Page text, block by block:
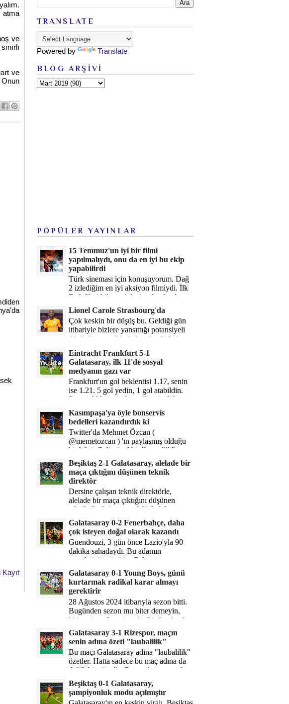
ve
ve
TRANSLATE
Powered by Translate
BLOG ARŞİVİ
POPÜLER YAYINLAR
15 Temmuz'un iyi bir filmi
yapılmalıydı, onu da en iyi bu ekip
yapabilirdi
Türk sineması için konuşuyorum. Dağ
2 izlediğim en iyi aksiyon filmiydi. İlk
Dağ filmi hikayesiyle ön plandaydı,
Dağ 2 ise belki o hika...
Lionel Carole Strasbourg'da
Çok keskin bir düşüş bu. Geldiği gün
itibariyle bizlere yansıttığı potansiyeli
düşünüyorum, bir de bugüne bakalım.
Eintracht Frankfurt 5-1
Galatasaray, ilk 11'de sosyal
medyanın gazı var
Frankfurt'un gol beklentisi 1.17, senin
ise 1.21. 5 gol yedin, 1 gol atabildin.
Şanssızlıkla mı anlatacağız şimdi bu
durumu? Rakibin 5 ş...
Kasımpaşa'ya öyle bonservis
bedelleri kazandırdık ki
Twitter'da Mehmet Özcan (
@memetozcan ) 'ın paylaşmış olduğu
bir bilgi. Çok güzel bir "nostaljik" pas
diyelim. Kasımpaşa...
Beşiktaş 2-1 Galatasaray, alelade bir
maça çıktığını düşünen teknik
direktör
Dersine çalışan teknik direktörle,
alelade bir maça çıktığını düşünen
teknik direktör arasındaki fark bu
işte. Solskjaer'in çalıştığı de...
Galatasaray 0-2 Fenerbahçe, daha
çok isteyen doğal olarak kazandı
Guendouzi, 3 gün önce Lazio'yla 90
dakika sahadaydı. Bu adamın
transferini yetiştirip, Galatasaray
karşısında 11 oynamasını sağlıyorsun....
Galatasaray 0-1 Young Boys, günü
kurtarmak radikal karar almayı
gerektirir
28 Ağustos 2024 itibarıyla sezon bitti.
Bugünden sezon mu biter demeyin,
bitiyor işte. Şampiyonlar Ligi'ne katılım
hakkı senin misyonun ...
Galatasaray 3-1 Rizespor, maçın
senin adına özeti "laubalilik"
Bu maçı Galatasaray adına "laubalilik"
özetler. Hatta sadece bu maç adına da
değil, bir süredir. Geçen 4 maçta sadece
1 gol yedin ...
Beşiktaş 0-1 Galatasaray,
şampiyonluk modu açılmıştır